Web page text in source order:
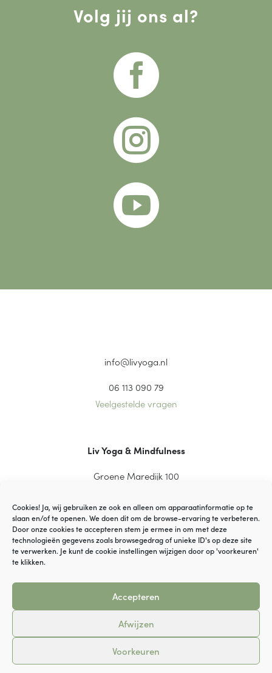
Cookies! Ja, wij gebruiken ze ook en alleen om apparaatinformatie op te
slaan en/of te openen. We doen dit om de browse-ervaring te verbeteren.
Door onze cookies te accepteren stem je ermee in om met deze
technologieën gegevens zoals browsegedrag of unieke ID's op deze site
te verwerken. Je kunt de cookie instellingen wijzigen door op 'voorkeuren'
te klikken.
Accepteren
Afwijzen
Voorkeuren
Volg jij ons al?



info@livyoga.nl
06 113 090 79
Veelgestelde vragen
Liv Yoga & Mindfulness
Groene Maredijk 100
© VOF YaGi Yoga
Cookiebeleid
Algemene Voorwaarden